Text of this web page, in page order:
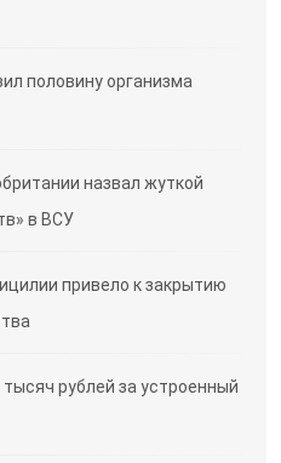
половину организма
назвал жуткой
в ВСУ
привело к закрытию
рублей за устроенный